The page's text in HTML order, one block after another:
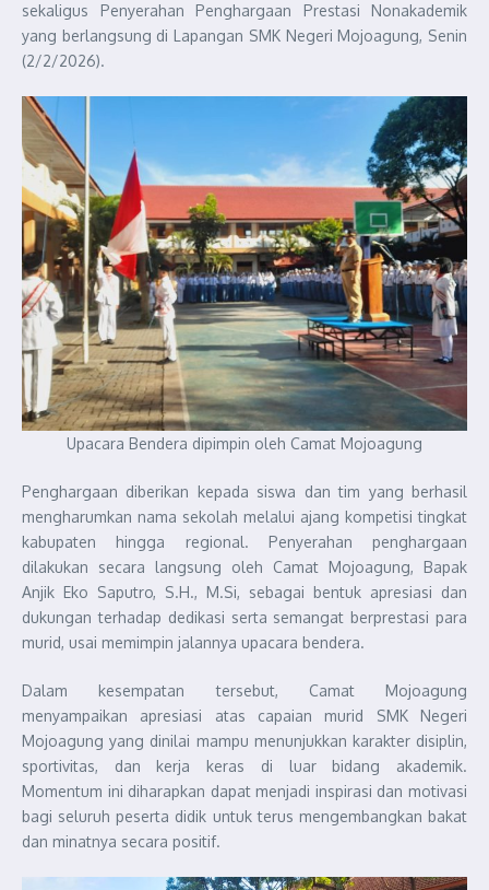
sekaligus Penyerahan Penghargaan Prestasi Nonakademik
yang berlangsung di Lapangan SMK Negeri Mojoagung, Senin
(2/2/2026).
Upacara Bendera dipimpin oleh Camat Mojoagung
Penghargaan diberikan kepada siswa dan tim yang berhasil
mengharumkan nama sekolah melalui ajang kompetisi tingkat
kabupaten hingga regional. Penyerahan penghargaan
dilakukan secara langsung oleh Camat Mojoagung, Bapak
Anjik Eko Saputro, S.H., M.Si, sebagai bentuk apresiasi dan
dukungan terhadap dedikasi serta semangat berprestasi para
murid, usai memimpin jalannya upacara bendera.
Dalam kesempatan tersebut, Camat Mojoagung
menyampaikan apresiasi atas capaian murid SMK Negeri
Mojoagung yang dinilai mampu menunjukkan karakter disiplin,
sportivitas, dan kerja keras di luar bidang akademik.
Momentum ini diharapkan dapat menjadi inspirasi dan motivasi
bagi seluruh peserta didik untuk terus mengembangkan bakat
dan minatnya secara positif.